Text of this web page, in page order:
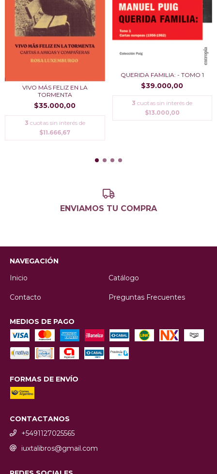
VIVO MÁS FELIZ EN LA
TORMENTA
$35.000,00
3 cuotas sin interés de
$11.666,67
QUERIDA FAMILIA: - TOMO 1
$39.000,00
3 cuotas sin interés de
$13.000,00
ENVIAMOS TU COMPRA
NAVEGACIÓN
Inicio
Catálogo
Contacto Preguntas Frecuentes
MEDIOS DE PAGO
FORMAS DE ENVÍO
CONTACTANOS
+5491127025565
iuxtalibros@gmail.com